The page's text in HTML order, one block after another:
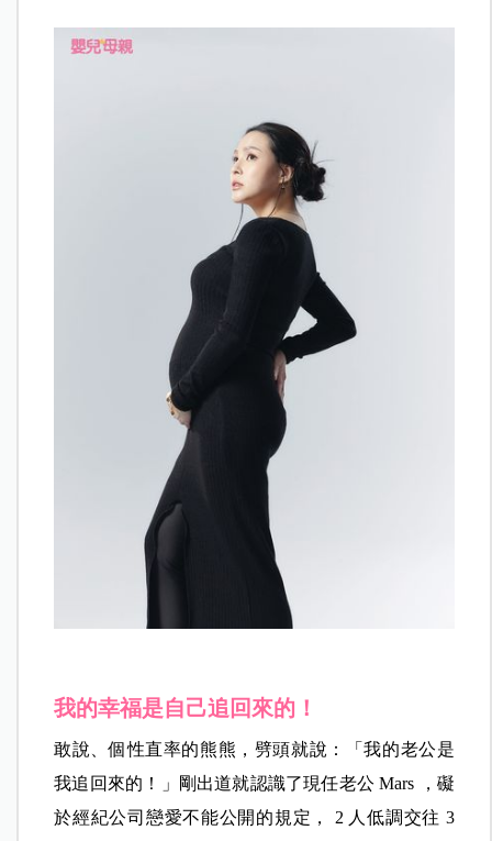
我的幸福是自己追回來的！
敢說、個性直率的熊熊，劈頭就說：「我的老公是
我追回來的！」剛出道就認識了現任老公 Mars ，礙
於經紀公司戀愛不能公開的規定， 2 人低調交往 3